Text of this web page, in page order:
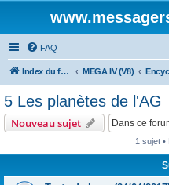
FAQ
Index du forum MEGA IV (V8)
5 Les planètes de l'AG
Nouveau sujet
1 sujet •